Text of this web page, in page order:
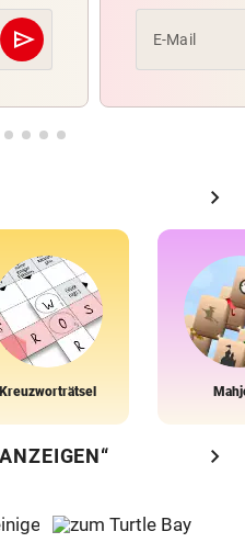
send
Abschicken E-Mail
chevron_right
Kreuzworträtsel
chevron_right